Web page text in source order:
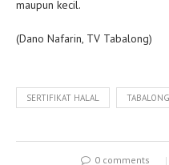
maupun kecil.
(Dano Nafarin, TV Tabalong)
SERTIFIKAT HALAL
0 comments